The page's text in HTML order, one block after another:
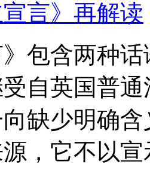
言》再解读
》包含两种
自英国普
缺少明确
，它不以